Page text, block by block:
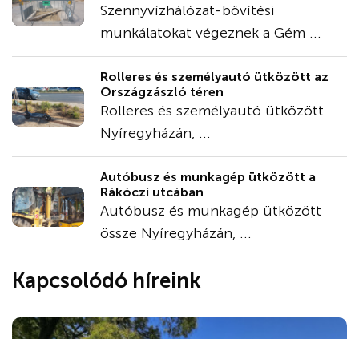
Szennyvízhálózat-bővítési
munkálatokat végeznek a Gém ...
Rolleres és személyautó ütközött az
Országzászló téren
Rolleres és személyautó ütközött
Nyíregyházán, ...
Autóbusz és munkagép ütközött a
Rákóczi utcában
Autóbusz és munkagép ütközött
össze Nyíregyházán, ...
Kapcsolódó híreink